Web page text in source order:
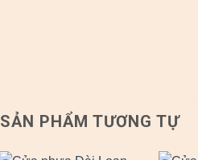
SẢN PHẨM TƯƠNG TỰ